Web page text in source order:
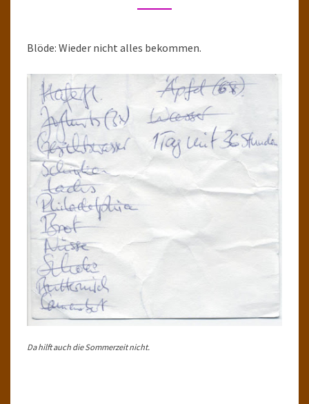
Blöde: Wieder nicht alles bekommen.
Da hilft auch die Sommerzeit nicht.